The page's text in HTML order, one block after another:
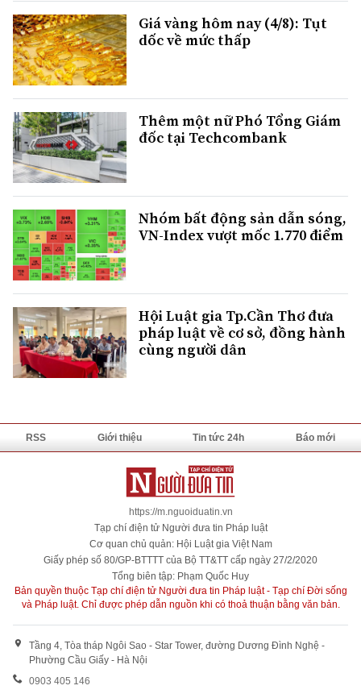
Giá vàng hôm nay (4/8): Tụt
dốc về mức thấp
Thêm một nữ Phó Tổng Giám
đốc tại Techcombank
Nhóm bất động sản dẫn sóng,
VN-Index vượt mốc 1.770 điểm
Hội Luật gia Tp.Cần Thơ đưa
pháp luật về cơ sở, đồng hành
cùng người dân
RSS Giới thiệu Tin tức 24h Báo mới
https://m.nguoiduatin.vn
Tạp chí điện tử Người đưa tin Pháp luật
Cơ quan chủ quản: Hội Luật gia Việt Nam
Giấy phép số 80/GP-BTTTT của Bộ TT&TT cấp ngày 27/2/2020
Tổng biên tập: Phạm Quốc Huy
Bản quyền thuộc Tạp chí điện tử Người đưa tin Pháp luật - Tạp chí Đời sống
và Pháp luật. Chỉ được phép dẫn nguồn khi có thoả thuận bằng văn bản.
Tầng 4, Tòa tháp Ngôi Sao - Star Tower, đường Dương Đình Nghệ -
Phường Cầu Giấy - Hà Nội
0903 405 146